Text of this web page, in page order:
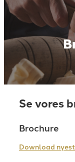
Se vores
Brochure
Download